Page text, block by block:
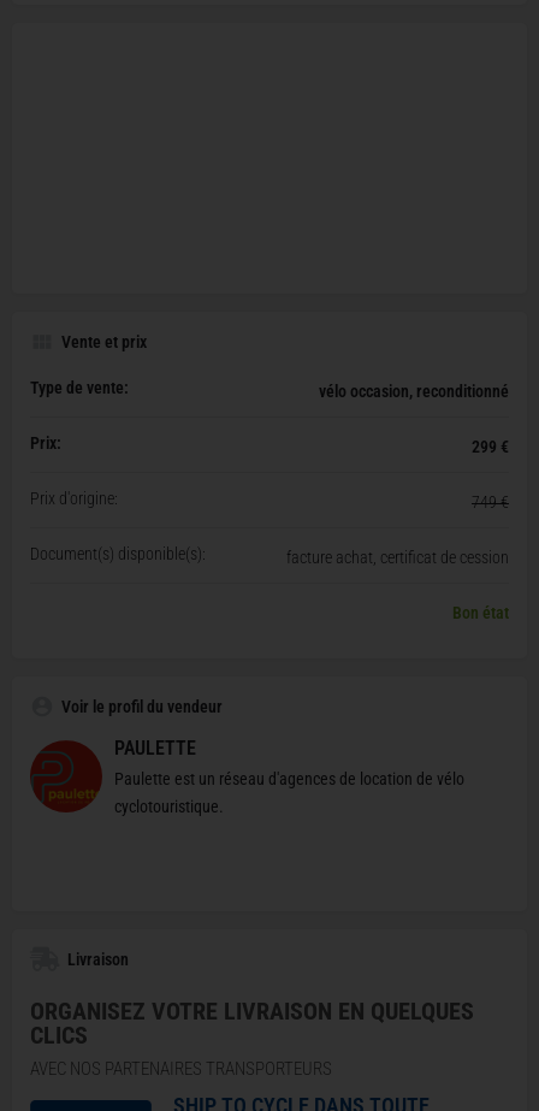
Vente et prix
Type de vente: vélo occasion, reconditionné
Prix: 299 €
Prix d'origine: 749 €
Document(s) disponible(s): facture achat, certificat de cession
Bon état
Voir le profil du vendeur
PAULETTE
Paulette est un réseau d'agences de location de vélo
cyclotouristique.
Livraison
ORGANISEZ VOTRE LIVRAISON EN QUELQUES
CLICS
AVEC NOS PARTENAIRES TRANSPORTEURS
SHIP TO CYCLE DANS TOUTE